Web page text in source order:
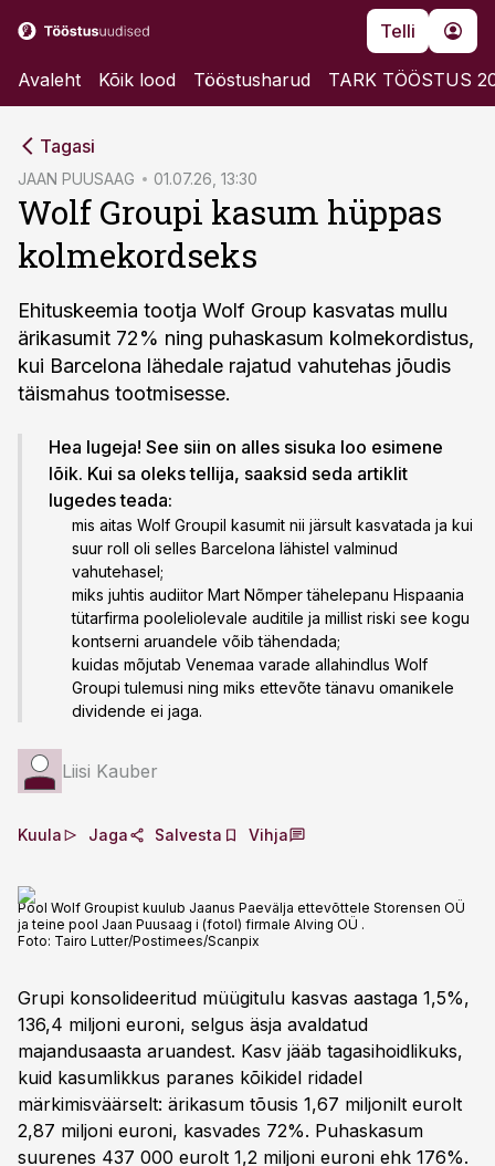
Telli
Avaleht Kõik lood Tööstusharud TARK TÖÖSTUS
Tagasi
JAAN PUUSAAG 01.07.26, 13:30
Wolf Groupi kasum hüppas
kolmekordseks
Ehituskeemia tootja Wolf Group kasvatas mullu
ärikasumit 72% ning puhaskasum kolmekordistus,
kui Barcelona lähedale rajatud vahutehas jõudis
täismahus tootmisesse.
Hea lugeja! See siin on alles sisuka loo esimene
lõik. Kui sa oleks tellija, saaksid seda artiklit
lugedes teada:
mis aitas Wolf Groupil kasumit nii järsult kasvatada ja kui
suur roll oli selles Barcelona lähistel valminud
vahutehasel;
miks juhtis audiitor Mart Nõmper tähelepanu Hispaania
tütarfirma pooleliolevale auditile ja millist riski see kogu
kontserni aruandele võib tähendada;
kuidas mõjutab Venemaa varade allahindlus Wolf
Groupi tulemusi ning miks ettevõte tänavu omanikele
dividende ei jaga.
Liisi Kauber
Kuula Jaga Salvesta Vihja
Pool Wolf Groupist kuulub Jaanus Paevälja ettevõttele Storensen OÜ
ja teine pool Jaan Puusaag i (fotol) firmale Alving OÜ .
Foto: Tairo Lutter/Postimees/Scanpix
Grupi konsolideeritud müügitulu kasvas aastaga 1,5%,
136,4 miljoni euroni, selgus äsja avaldatud
majandusaasta aruandest. Kasv jääb tagasihoidlikuks,
kuid kasumlikkus paranes kõikidel ridadel
märkimisväärselt: ärikasum tõusis 1,67 miljonilt eurolt
2,87 miljoni euroni, kasvades 72%. Puhaskasum
suurenes 437 000 eurolt 1,2 miljoni euroni ehk 176%.